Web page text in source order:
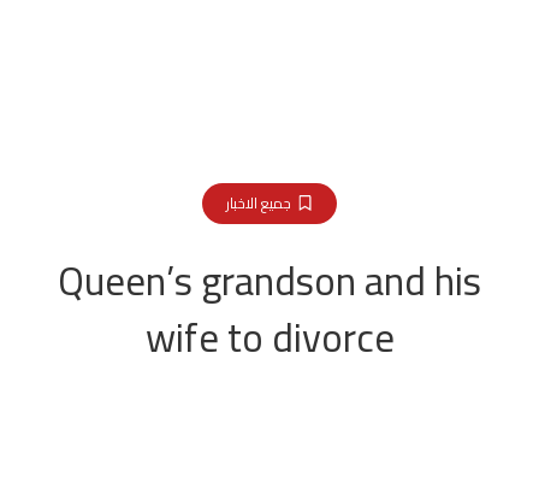
جميع الاخبار
Queen’s grandson and his
wife to divorce